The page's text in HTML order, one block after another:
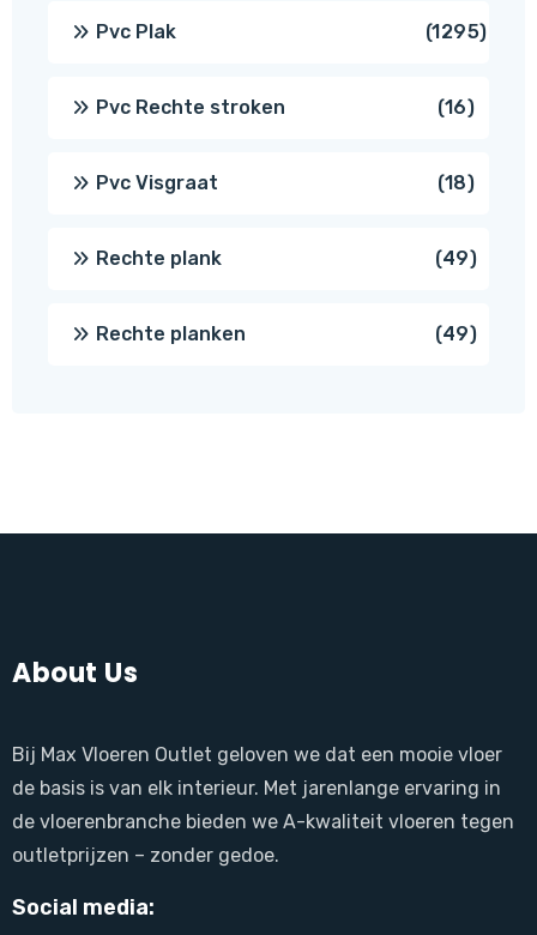
Pvc Plak 12951295
Pvc Rechte stroken 1616
Pvc Visgraat 1818
Rechte plank 4949
Rechte planken 4949
About Us
Bij Max Vloeren Outlet geloven we dat een mooie vloer
de basis is van elk interieur. Met jarenlange ervaring in
de vloerenbranche bieden we A-kwaliteit vloeren tegen
outletprijzen – zonder gedoe.
Social media: